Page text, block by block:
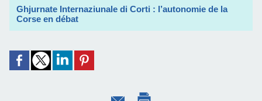
Ghjurnate Internaziunale di Corti : l’autonomie de la
Corse en débat